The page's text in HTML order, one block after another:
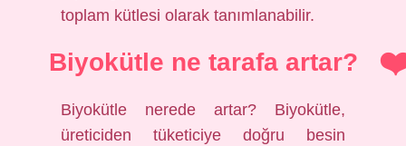
toplam kütlesi olarak tanımlanabilir.
Biyokütle ne tarafa artar?
Biyokütle nerede artar? Biyokütle,
üreticiden tüketiciye doğru besin